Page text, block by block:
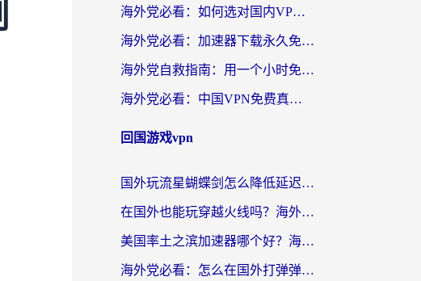
海外党必看：如何选对国内VPN，实现无缝访问国内资源？
海外党必看：加速器下载永久免费版真的存在吗？教你无缝访问国内资源的正确姿势
海外党自救指南：用一个小时免费加速器，轻松打破国内资源访问壁垒？
海外党必看：中国VPN免费真的靠谱吗？手把手教你选对回国加速器
回国游戏vpn
国外玩流星蝴蝶剑怎么降低延迟？海外党必看的加速秘籍（含欧洲鸣潮&彩虹岛优化攻略）
在国外也能玩穿越火线吗？海外玩家国服游戏畅玩终极指南
美国率土之滨加速器哪个好？海外党国服游戏畅玩终极指南（附多游戏解决方案）
海外党必看：怎么在国外打弹弹堂不卡？番茄加速器亲测指南